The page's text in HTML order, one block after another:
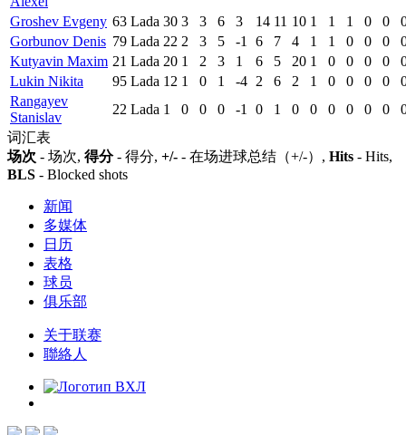
Groshev Evgeny 63 Lada 30 3 3 6 3 14 11 10 1 1 1 0 0
Gorbunov Denis 79 Lada 22 2 3 5 -1 6 7 4 1 1 0 0 0
Kutyavin Maxim 21 Lada 20 1 2 3 1 6 5 20 1 0 0 0 0
Lukin Nikita
95 Lada 12 1 0 1 -4 2 6 2 1 0 0 0 0
Rangayev
Stanislav
22 Lada 1 0 0 0 -1 0 1 0 0 0 0 0 0
词汇表
场次 - 场次, 得分- 得分, +/- - 在场进球总结（+/-）, Hits - Hits,
BLS - Blocked shots
新闻
多媒体
日历
表格
球员
俱乐部
关于联赛
聯絡人